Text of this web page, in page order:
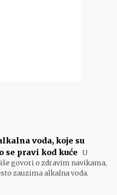
voda, koje su
se pravi kod kuće U
govori o zdravim navikama,
zauzima alkalna voda.